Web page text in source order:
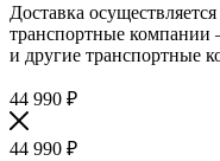
Доставка
транспортные
и другие транспортные
44 990 ₽
44 990 ₽